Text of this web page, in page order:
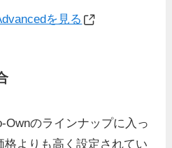
を見る
Ownのラインナップに入っ
よりも高く設定されてい